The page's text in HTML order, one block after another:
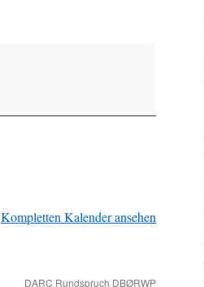
Kompletten Kalender ansehen
DARC Rundspruch DBØRWP